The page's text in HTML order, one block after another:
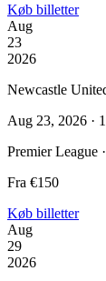
Køb billetter
Aug
23
2026
Newcastle
Aug 23, 2026 ·
Premier League
Fra €150
Køb billetter
Aug
29
2026